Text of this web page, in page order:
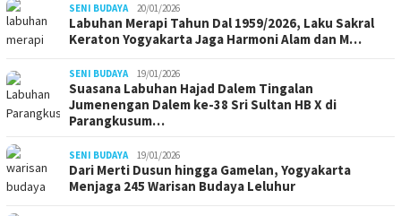
SENI BUDAYA 20/01/2026
Labuhan Merapi Tahun Dal 1959/2026, Laku Sakral
Keraton Yogyakarta Jaga Harmoni Alam dan M…
SENI BUDAYA 19/01/2026
Suasana Labuhan Hajad Dalem Tingalan
Jumenengan Dalem ke-38 Sri Sultan HB X di
Parangkusum…
SENI BUDAYA 19/01/2026
Dari Merti Dusun hingga Gamelan, Yogyakarta
Menjaga 245 Warisan Budaya Leluhur